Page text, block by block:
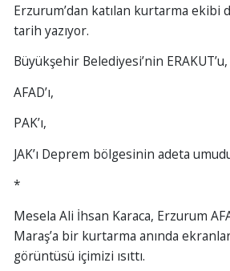
Erzurum’dan katılan kurtarma ekibi
tarih yazıyor.
Büyükşehir Belediyesi’nin ERAKUT’u,
AFAD’ı,
PAK’ı,
JAK’ı Deprem bölgesinin adeta
*
Mesela Ali İhsan Karaca, Erzurum
Maraş’a bir kurtarma anında
görüntüsü içimizi ısıttı.